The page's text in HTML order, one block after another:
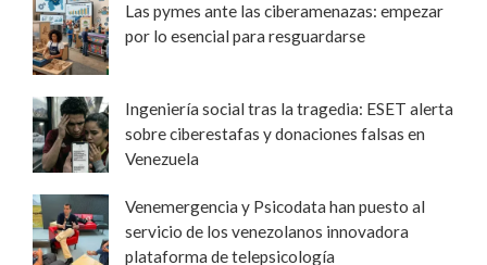
Las pymes ante las ciberamenazas: empezar
por lo esencial para resguardarse
Ingeniería social tras la tragedia: ESET alerta
sobre ciberestafas y donaciones falsas en
Venezuela
Venemergencia y Psicodata han puesto al
servicio de los venezolanos innovadora
plataforma de telepsicología